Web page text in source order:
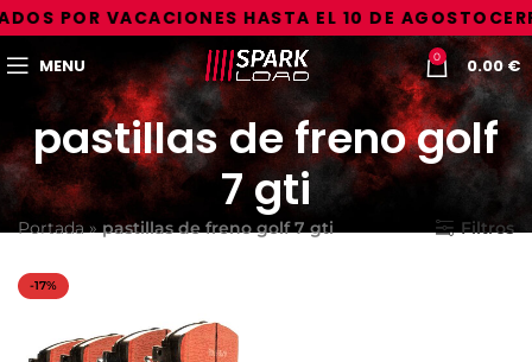
POR VACACIONES HASTA EL 10 DE AGOSTO
MENU 0 0.00€
pastillas de freno golf
7 gti
Portada»pastillas de freno golf 7 gti Filtros
-17%